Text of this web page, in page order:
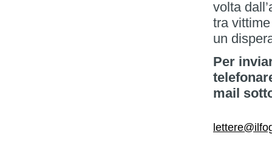
volta
tra
un
Per
mail